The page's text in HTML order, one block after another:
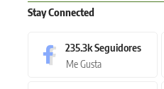
Stay Connected
235.3kSeguidores
Me Gusta